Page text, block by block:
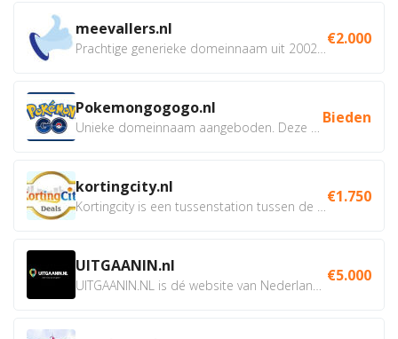
meevallers.nl €2.000
Pokemongogogo.nl Bieden
kortingcity.nl €1.750
UITGAANIN.nl €5.000